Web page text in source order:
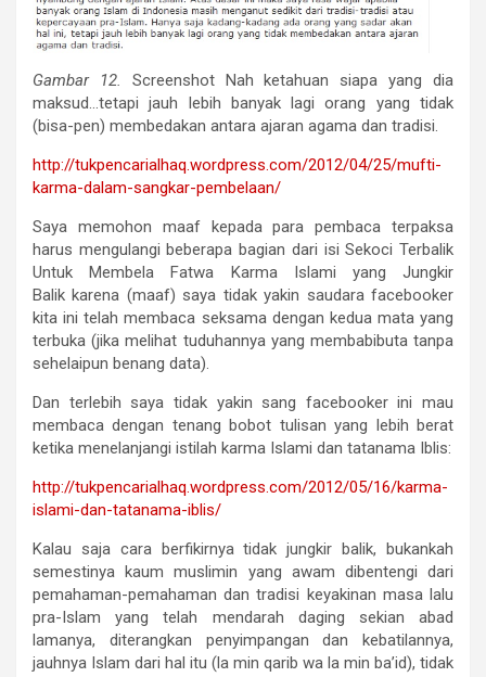
Gambar 12.
Screenshot Nah ketahuan siapa yang dia
maksud…tetapi jauh lebih banyak lagi orang yang tidak
(bisa-pen) membedakan antara ajaran agama dan tradisi.
http://tukpencarialhaq.wordpress.com/2012/04/25/mufti-
karma-dalam-sangkar-pembelaan/
Saya memohon maaf kepada para pembaca terpaksa
harus mengulangi beberapa bagian dari isi Sekoci Terbalik
Untuk Membela Fatwa Karma Islami yang Jungkir
Balik karena (maaf) saya tidak yakin saudara facebooker
kita ini telah membaca seksama dengan kedua mata yang
terbuka (jika melihat tuduhannya yang membabibuta tanpa
sehelaipun benang data).
Dan terlebih saya tidak yakin sang facebooker ini mau
membaca dengan tenang bobot tulisan yang lebih berat
ketika menelanjangi istilah karma Islami dan tatanama Iblis:
http://tukpencarialhaq.wordpress.com/2012/05/16/karma-
islami-dan-tatanama-iblis/
Kalau saja cara berfikirnya tidak jungkir balik, bukankah
semestinya kaum muslimin yang awam dibentengi dari
pemahaman-pemahaman dan tradisi keyakinan masa lalu
pra-Islam yang telah mendarah daging sekian abad
lamanya, diterangkan penyimpangan dan kebatilannya,
jauhnya Islam dari hal itu (la min qarib wa la min ba’id), tidak